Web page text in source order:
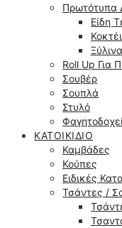
Πρωτότυπα
Είδη
Roll Up Για
Σουβέρ
Σουπλά
Στυλό
ΚΑΤΟΙΚΊΔΙΟ
Καμβάδες
Κούπες
Ειδικές
Τσάντες /